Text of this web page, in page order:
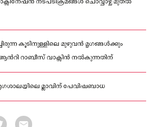
കൂടിനുള്ളിലെ മുഴുവൻ മൃഗങ്ങൾക്കും
റാബീസ് വാക്സിൻ നൽകുന്നതിന്
മ്ലാവിന് പേവിഷബാധ